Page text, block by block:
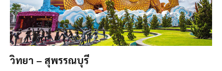
วิทยา – สุพรรณบุรี